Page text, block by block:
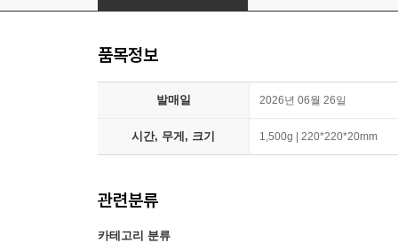
품목정보
발매일 2026년 06월 26일
시간, 무게, 크기 1,500g | 220*220*20mm
관련분류
카테고리 분류